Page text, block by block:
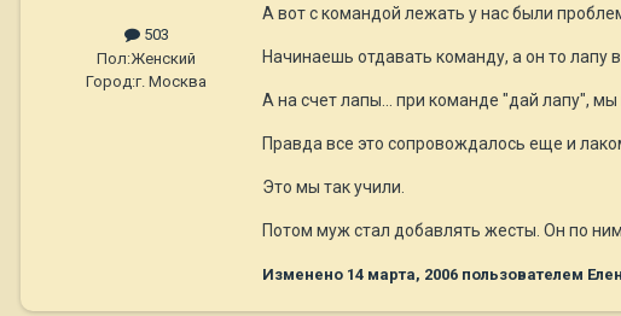
503
Пол:Женский
Город:г. Москва
А вот с командой лежать у нас были
Начинаешь отдавать команду, а он то лапу
А на счет лапы... при команде "дай лапу",
Правда все это сопровождалось еще и
Это мы так учили.
Потом муж стал добавлять жесты. Он по
Изменено 14 марта, 2006 пользователем